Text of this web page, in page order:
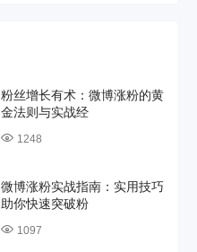
粉丝增长有术：微博涨粉的黄
金法则与实战经
1248
微博涨粉实战指南：实用技巧
助你快速突破粉
1097